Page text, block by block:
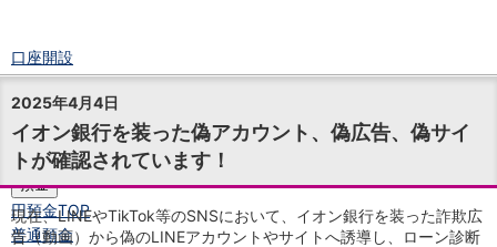
口座開設
ログイン
チャット
メニュー
商品・サービス
預金
円預金TOP
普通預金
2025年4月4日
イオン銀行を装った偽アカウント、偽広告、偽サイ
トが確認されています！
現在、LINEやTikTok等のSNSにおいて、イオン銀行を装った詐欺広
告（動画）から偽のLINEアカウントやサイトへ誘導し、ローン診断